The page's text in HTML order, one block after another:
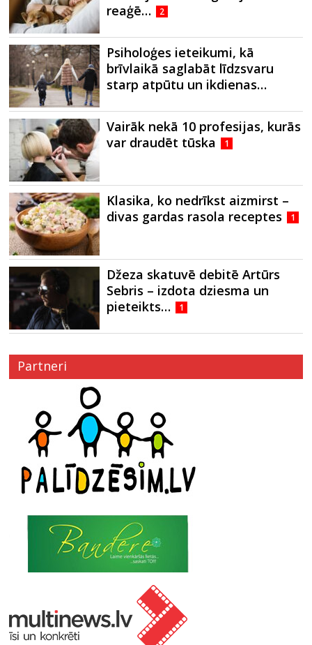
reaģē…
2
Psiholoģes ieteikumi, kā
brīvlaikā saglabāt līdzsvaru
starp atpūtu un ikdienas…
Vairāk nekā 10 profesijas, kurās
var draudēt tūska
1
Klasika, ko nedrīkst aizmirst –
divas gardas rasola receptes
1
Džeza skatuvē debitē Artūrs
Sebris – izdota dziesma un
pieteikts…
1
Partneri